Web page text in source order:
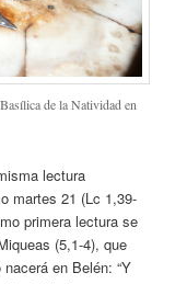
de la Natividad en
lectura
martes 21 (Lc 1,39-
primera lectura se
(5,1-4), que
en Belén: “Y